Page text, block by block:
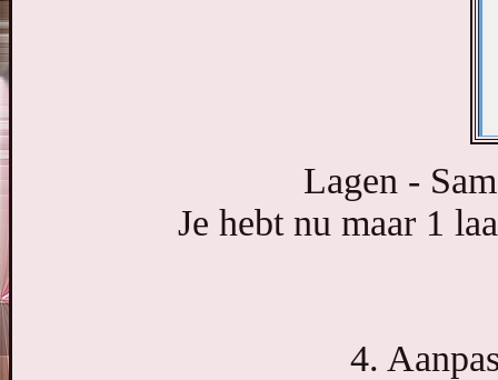
Lagen -
Je hebt nu maar 1
4.